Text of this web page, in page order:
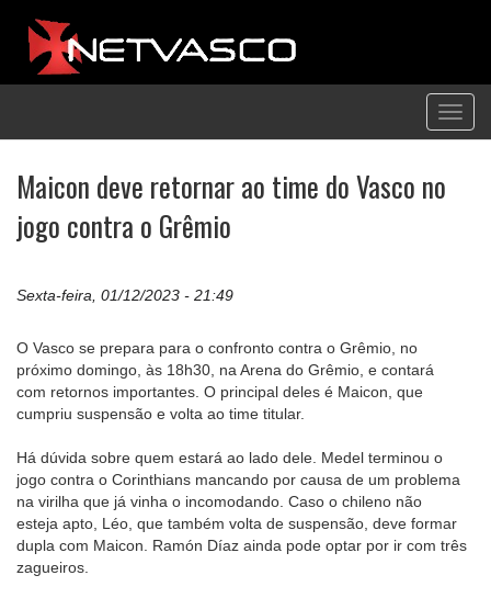
Maicon deve retornar ao time do Vasco no
jogo contra o Grêmio
Sexta-feira, 01/12/2023 - 21:49
O Vasco se prepara para o confronto contra o Grêmio, no
próximo domingo, às 18h30, na Arena do Grêmio, e contará
com retornos importantes. O principal deles é Maicon, que
cumpriu suspensão e volta ao time titular.
Há dúvida sobre quem estará ao lado dele. Medel terminou o
jogo contra o Corinthians mancando por causa de um problema
na virilha que já vinha o incomodando. Caso o chileno não
esteja apto, Léo, que também volta de suspensão, deve formar
dupla com Maicon. Ramón Díaz ainda pode optar por ir com três
zagueiros.